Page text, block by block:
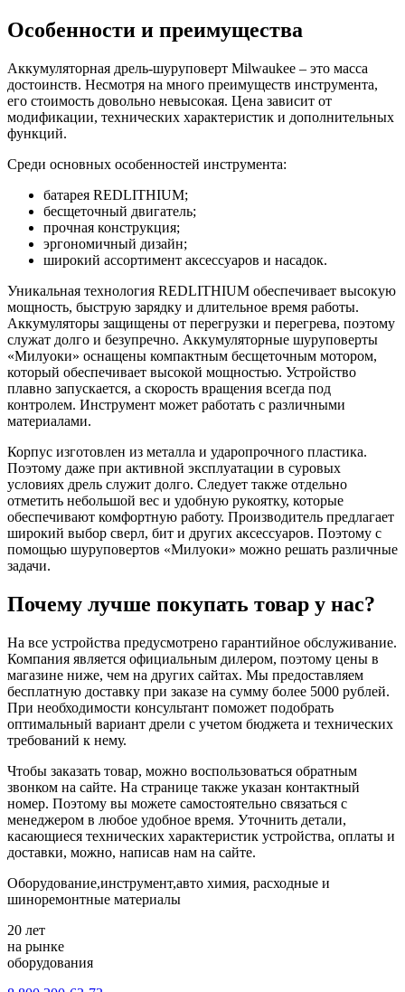
Особенности и преимущества
Аккумуляторная дрель-шуруповерт Milwaukee – это масса
достоинств. Несмотря на много преимуществ инструмента,
его стоимость довольно невысокая. Цена зависит от
модификации, технических характеристик и дополнительных
функций.
Среди основных особенностей инструмента:
батарея REDLITHIUM;
бесщеточный двигатель;
прочная конструкция;
эргономичный дизайн;
широкий ассортимент аксессуаров и насадок.
Уникальная технология REDLITHIUM обеспечивает высокую
мощность, быструю зарядку и длительное время работы.
Аккумуляторы защищены от перегрузки и перегрева, поэтому
служат долго и безупречно. Аккумуляторные шуруповерты
«Милуоки» оснащены компактным бесщеточным мотором,
который обеспечивает высокой мощностью. Устройство
плавно запускается, а скорость вращения всегда под
контролем. Инструмент может работать с различными
материалами.
Корпус изготовлен из металла и ударопрочного пластика.
Поэтому даже при активной эксплуатации в суровых
условиях дрель служит долго. Следует также отдельно
отметить небольшой вес и удобную рукоятку, которые
обеспечивают комфортную работу. Производитель предлагает
широкий выбор сверл, бит и других аксессуаров. Поэтому с
помощью шуруповертов «Милуоки» можно решать различные
задачи.
Почему лучше покупать товар у нас?
На все устройства предусмотрено гарантийное обслуживание.
Компания является официальным дилером, поэтому цены в
магазине ниже, чем на других сайтах. Мы предоставляем
бесплатную доставку при заказе на сумму более 5000 рублей.
При необходимости консультант поможет подобрать
оптимальный вариант дрели с учетом бюджета и технических
требований к нему.
Чтобы заказать товар, можно воспользоваться обратным
звонком на сайте. На странице также указан контактный
номер. Поэтому вы можете самостоятельно связаться с
менеджером в любое удобное время. Уточнить детали,
касающиеся технических характеристик устройства, оплаты и
доставки, можно, написав нам на сайте.
Оборудование,инструмент,авто химия, расходные и
шиноремонтные материалы
20 лет
на рынке
оборудования